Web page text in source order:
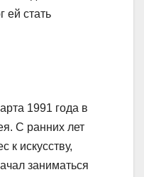
ей стать
1991 года в
С ранних лет
к искусству,
заниматься